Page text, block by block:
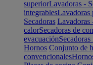
superiorLavadoras -
integrablesLavadoras
Secadoras Lavadoras
calorSecadoras de
evacuación
Hornos Conjunto de
convencionales